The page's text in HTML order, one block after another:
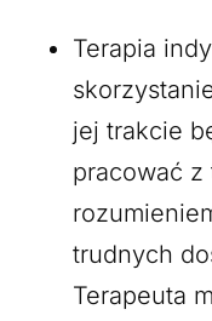
Terapia
jej trakcie
pracować z
trudnych
Terapeuta